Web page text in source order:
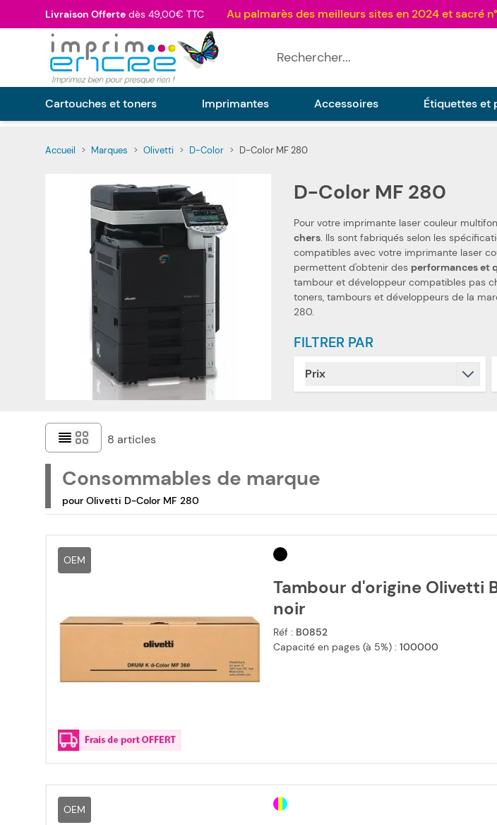
Livraison Offerte dès 49,00€ TTC
Cartouches et toners Imprimantes Accessoires Étiquettes et
Accueil > Marques > Olivetti > D-Color > D-Color MF 280
D-Color MF 280
Pour votre imprimante laser couleur
chers. Ils sont fabriqués selon les spécifications Olivetti, ainsi que selon les normes spécifiques. Ceci les rend 100 %
compatibles avec votre imprimante laser couleur multifonction
permettent d'obtenir des performances et
tambour et développeur compatibles pas
toners, tambours et développeurs de la
280.
FILTRER PAR
Prix
filter
8 articles
Consommables de marque
pour Olivetti D-Color MF 280
OEM
Tambour d'origine Olivetti
noir
Réf : B0852
Capacité en pages (à 5%) : 100000
OEM